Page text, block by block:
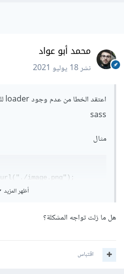
محمد أبو عواد
نشر18 يوليو 2021
sass
مثال
url("./image.png");
يمكنك تثبيت url-loader
أظهر المزيد
هل ما زلت تواجه المشكلة؟
اقتباس